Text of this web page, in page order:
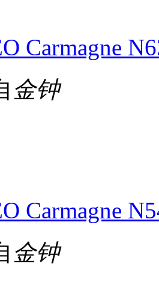
Carmagne
金钟
Carmagne
金钟